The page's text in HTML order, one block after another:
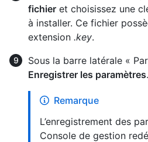
fichier et choisissez une
à installer. Ce fichier
extension .key.
Sous la barre latérale «
Enregistrer les paramètres.
Remarque
L’enregistrement des
Console de gestion